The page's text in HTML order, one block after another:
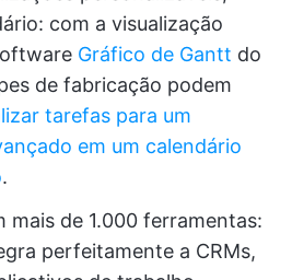
com a visualização
Gráfico de Gantt do
de fabricação podem
tarefas para um
em um calendário
.
mais de 1.000 ferramentas:
perfeitamente a CRMs,